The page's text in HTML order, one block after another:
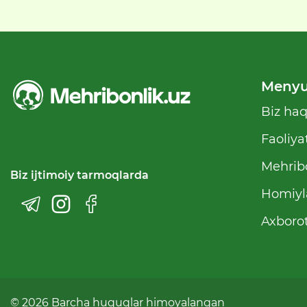
Biz ijtimoiy tarmoqlarda
Biz
© 2026 Barcha huquqlar himoyalangan